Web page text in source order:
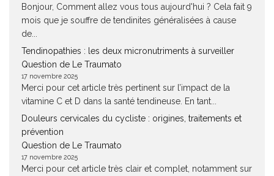
Bonjour, Comment allez vous tous aujourd'hui ? Cela fait 9
mois que je souffre de tendinites généralisées à cause
de...
Tendinopathies : les deux micronutriments à surveiller
Question de Le Traumato
17 novembre 2025
Merci pour cet article très pertinent sur l’impact de la
vitamine C et D dans la santé tendineuse. En tant...
Douleurs cervicales du cycliste : origines, traitements et
prévention
Question de Le Traumato
17 novembre 2025
Merci pour cet article très clair et complet, notamment sur